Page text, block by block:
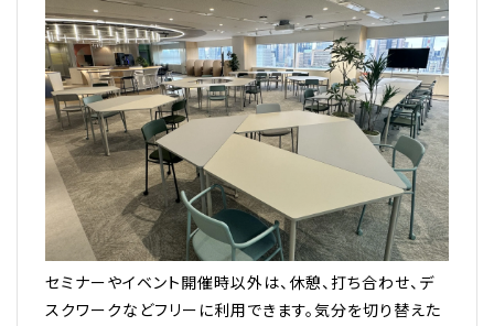
セミナーやイベント開催時以外は、休憩、打ち合わせ、デ
スクワークなどフリーに利用できます。気分を切り替えた